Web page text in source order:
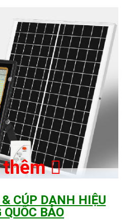
thêm
CÚP DANH HIỆU
QUỐC BẢO